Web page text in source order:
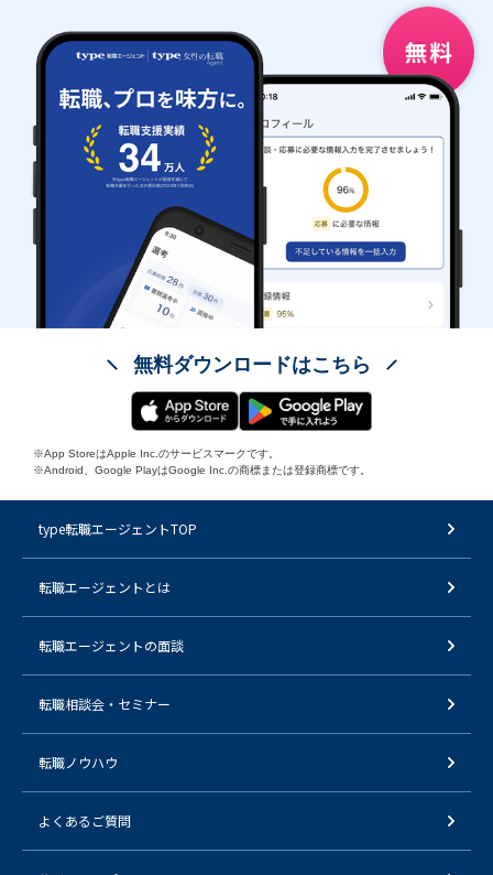
無料ダウンロードはこちら
※App StoreはApple Inc.のサービスマークです。
※Android、Google PlayはGoogle Inc.の商標または登録商標です。
type転職エージェントTOP
転職エージェントとは
転職エージェントの面談
転職相談会・セミナー
転職ノウハウ
よくあるご質問